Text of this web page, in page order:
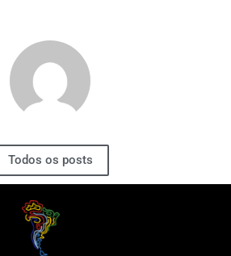
Todos os posts